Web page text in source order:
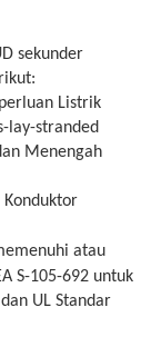
sekunder
Listrik
lay-stranded
Menengah
Konduktor
atau
S-105-692 untuk
UL Standar